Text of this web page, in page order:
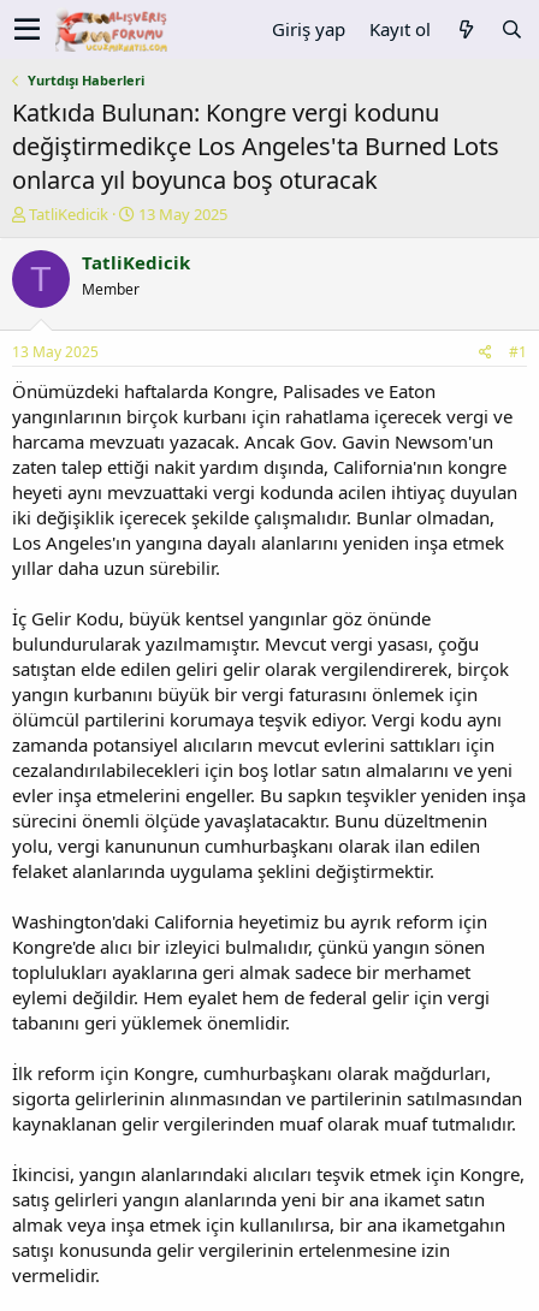
Giriş yap Kayıt ol
Yurtdışı Haberleri
Katkıda Bulunan: Kongre vergi kodunu
değiştirmedikçe Los Angeles'ta Burned Lots
onlarca yıl boyunca boş oturacak
K
n
y
b
a
ş
a
t
a
n
TatliKedicik
B
ş
ç
t
a
r
i
h
i
13 May 2025
T TatliKedicik
Member
13 May 2025 #1
Önümüzdeki haftalarda Kongre, Palisades ve Eaton
yangınlarının birçok kurbanı için rahatlama içerecek vergi ve
harcama mevzuatı yazacak. Ancak Gov. Gavin Newsom'un
zaten talep ettiği nakit yardım dışında, California'nın kongre
heyeti aynı mevzuattaki vergi kodunda acilen ihtiyaç duyulan
iki değişiklik içerecek şekilde çalışmalıdır. Bunlar olmadan,
Los Angeles'ın yangına dayalı alanlarını yeniden inşa etmek
yıllar daha uzun sürebilir.
İç Gelir Kodu, büyük kentsel yangınlar göz önünde
bulundurularak yazılmamıştır. Mevcut vergi yasası, çoğu
satıştan elde edilen geliri gelir olarak vergilendirerek, birçok
yangın kurbanını büyük bir vergi faturasını önlemek için
ölümcül partilerini korumaya teşvik ediyor. Vergi kodu aynı
zamanda potansiyel alıcıların mevcut evlerini sattıkları için
cezalandırılabilecekleri için boş lotlar satın almalarını ve yeni
evler inşa etmelerini engeller. Bu sapkın teşvikler yeniden inşa
sürecini önemli ölçüde yavaşlatacaktır. Bunu düzeltmenin
yolu, vergi kanununun cumhurbaşkanı olarak ilan edilen
felaket alanlarında uygulama şeklini değiştirmektir.
Washington'daki California heyetimiz bu ayrık reform için
Kongre'de alıcı bir izleyici bulmalıdır, çünkü yangın sönen
toplulukları ayaklarına geri almak sadece bir merhamet
eylemi değildir. Hem eyalet hem de federal gelir için vergi
tabanını geri yüklemek önemlidir.
İlk reform için Kongre, cumhurbaşkanı olarak mağdurları,
sigorta gelirlerinin alınmasından ve partilerinin satılmasından
kaynaklanan gelir vergilerinden muaf olarak muaf tutmalıdır.
İkincisi, yangın alanlarındaki alıcıları teşvik etmek için Kongre,
satış gelirleri yangın alanlarında yeni bir ana ikamet satın
almak veya inşa etmek için kullanılırsa, bir ana ikametgahın
satışı konusunda gelir vergilerinin ertelenmesine izin
vermelidir.